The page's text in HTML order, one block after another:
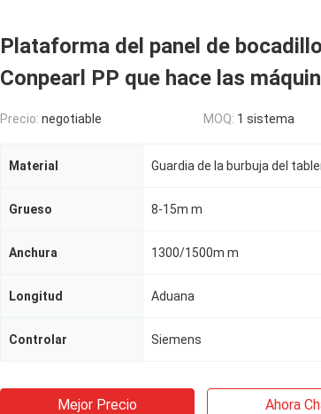
Plataforma del panel de
Conpearl PP que hace las
Precio: negotiable MOQ: 1 sistema
Material
Grueso 8-15m m
Anchura 1300/1500m m
Longitud Aduana
Controlar Siemens
Mejor Precio Ahora